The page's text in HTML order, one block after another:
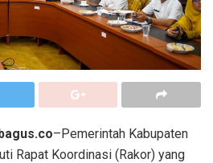
–Pemerintah Kabupaten
Rapat Koordinasi (Rakor) yang